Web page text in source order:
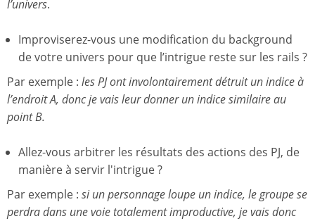
l’univers.
Improviserez-vous une modification du background
de votre univers pour que l’intrigue reste sur les rails ?
Par exemple : les PJ ont involontairement détruit un indice à
l’endroit A, donc je vais leur donner un indice similaire au
point B.
Allez-vous arbitrer les résultats des actions des PJ, de
manière à servir l'intrigue ?
Par exemple : si un personnage loupe un indice, le groupe se
perdra dans une voie totalement improductive, je vais donc